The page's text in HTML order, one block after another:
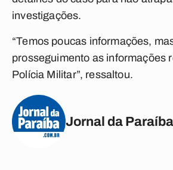
investigações.
“Temos poucas informações,
prosseguimento as informações
Polícia Militar”, ressaltou.
Jornal da Paraíba